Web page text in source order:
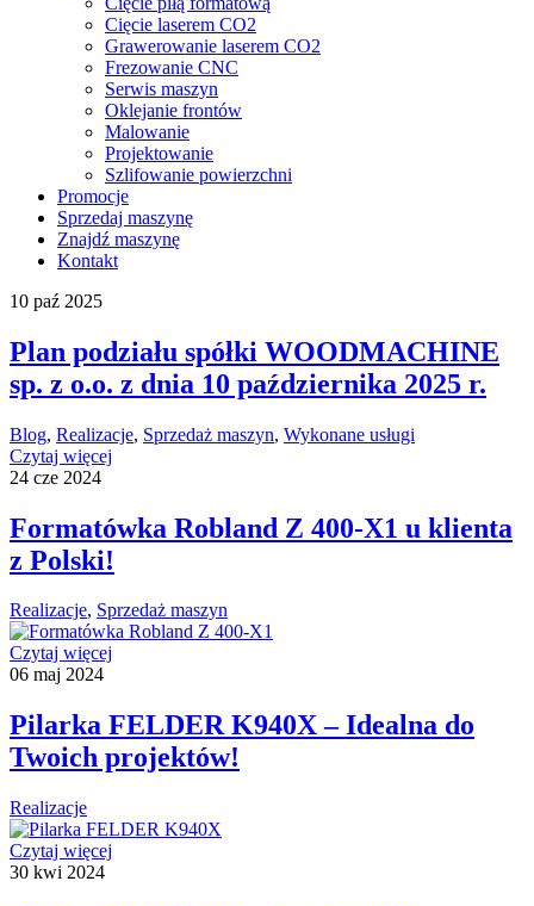
Cięcie laserem CO2
Grawerowanie laserem CO2
Frezowanie CNC
Serwis maszyn
Oklejanie frontów
Malowanie
Projektowanie
Szlifowanie powierzchni
Promocje
Sprzedaj maszynę
Znajdź maszynę
Kontakt
10 paź 2025
Plan podziału spółki WOODMACHINE
sp. z o.o. z dnia 10 października 2025 r.
Blog, Realizacje, Sprzedaż maszyn, Wykonane usługi
Czytaj więcej
24 cze 2024
Formatówka Robland Z 400-X1 u klienta
z Polski!
Realizacje, Sprzedaż maszyn
Czytaj więcej
06 maj 2024
Pilarka FELDER K940X – Idealna do
Twoich projektów!
Realizacje
Czytaj więcej
30 kwi 2024